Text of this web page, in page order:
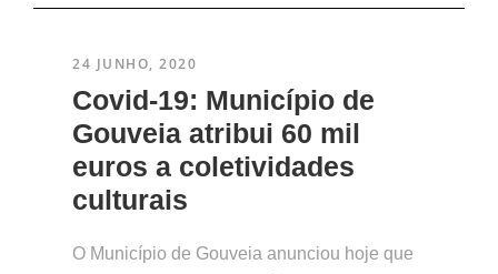
24 JUNHO, 2020
Covid-19: Município de
Gouveia atribui 60 mil
euros a coletividades
culturais
O Município de Gouveia anunciou hoje que